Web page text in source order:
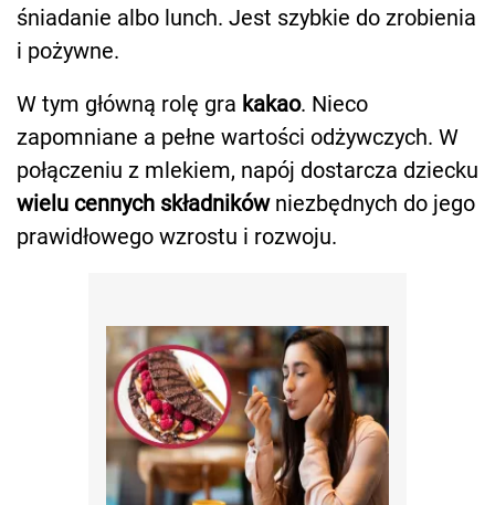
śniadanie albo lunch. Jest szybkie do zrobienia
i pożywne.
W tym główną rolę gra kakao. Nieco
zapomniane a pełne wartości odżywczych. W
połączeniu z mlekiem, napój dostarcza dziecku
wielu cennych składnikówniezbędnych do jego
prawidłowego wzrostu i rozwoju.